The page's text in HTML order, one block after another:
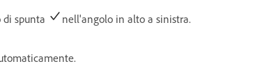
spunta nell'angolo in alto a sinistra.